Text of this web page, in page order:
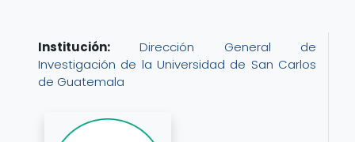
Institución:
Dirección General de
Investigación de la Universidad de San Carlos
de Guatemala